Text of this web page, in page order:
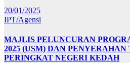
20/01/2025
IPT/Agensi
MAJLIS PELUNCURAN
2025 (USM) DAN
PERINGKAT NEGERI KEDAH